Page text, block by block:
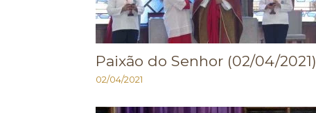
Paixão do Senhor (02/04/2021)
02/04/2021